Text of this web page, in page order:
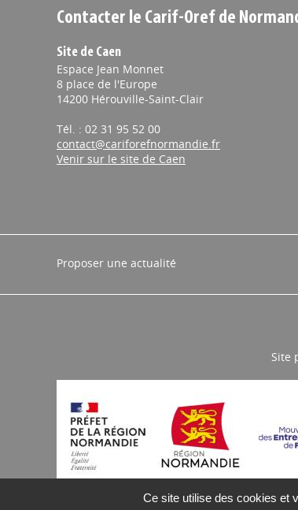
Site de Caen
Espace Jean Monnet
8 place de l'Europe
Tél. : 02 31 95 52 00
contact@cariforefnormandie.fr
Ce site utilise des cookies et